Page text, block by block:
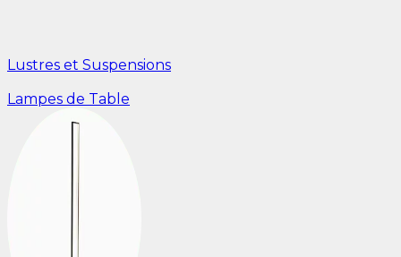
Lustres et Suspensions
Lampes de Table